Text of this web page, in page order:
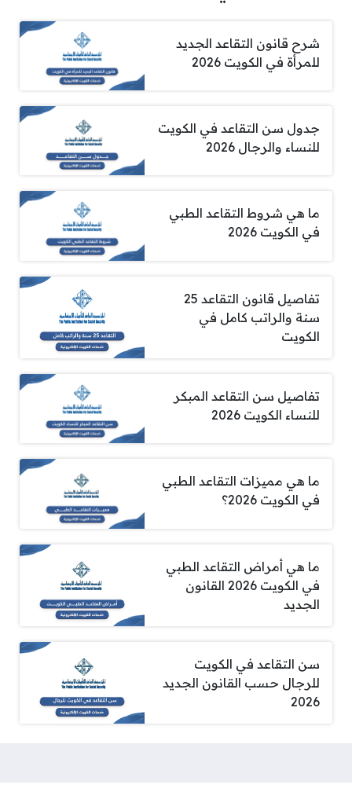
شرح قانون التقاعد الجديد
للمرأة في الكويت 2026
جدول سن التقاعد في الكويت
للنساء والرجال 2026
ما هي شروط التقاعد الطبي
في الكويت 2026
تفاصيل قانون التقاعد 25
سنة والراتب كامل في
الكويت
تفاصيل سن التقاعد المبكر
للنساء الكويت 2026
ما هي مميزات التقاعد الطبي
في الكويت 2026؟
ما هي أمراض التقاعد الطبي
في الكويت 2026 القانون
الجديد
سن التقاعد في الكويت
للرجال حسب القانون الجديد
2026